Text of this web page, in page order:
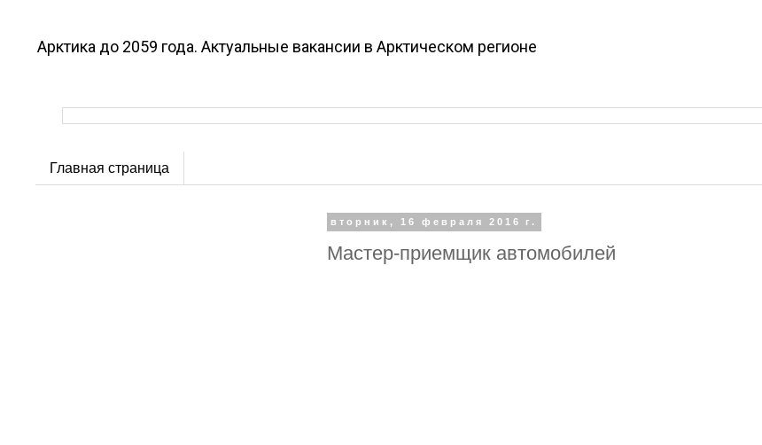
Арктика до 2059 года. Актуальные вакансии в Арктическом регионе
Главная страница
вторник, 16 февраля 2016 г.
Мастер-приемщик автомобилей